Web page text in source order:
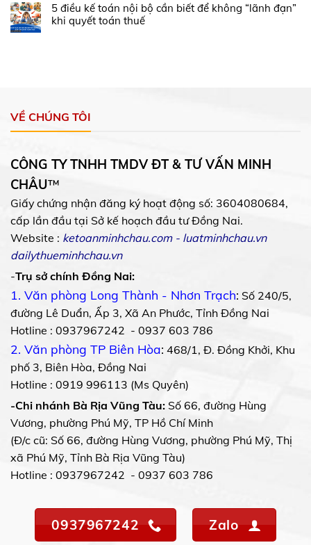
5 điều kế toán nội bộ cần biết để không “lãnh đạn”
khi quyết toán thuế
VỀ CHÚNG TÔI
CÔNG TY TNHH TMDV ĐT & TƯ VẤN MINH
CHÂU™
Giấy chứng nhận đăng ký hoạt động số: 3604080684,
cấp lần đầu tại Sở kế hoạch đầu tư Đồng Nai.
Website : ketoanminhchau.com- luatminhchau.vn
dailythueminhchau.vn
-Trụ sở chính Đồng Nai:
1. Văn phòng Long Thành - Nhơn Trạch: Số 240/5,
đường Lê Duẩn, Ấp 3, Xã An Phước, Tỉnh Đồng Nai
Hotline : 0937967242 - 0937 603 786
2. Văn phòng TP Biên Hòa: 468/1, Đ. Đồng Khởi, Khu
phố 3, Biên Hòa, Đồng Nai
Hotline : 0919 996113 (Ms Quyên)
-Chi nhánh Bà Rịa Vũng Tàu: Số 66, đường Hùng
Vương, phường Phú Mỹ, TP Hồ Chí Minh
(Đ/c cũ: Số 66, đường Hùng Vương, phường Phú Mỹ, Thị
xã Phú Mỹ, Tỉnh Bà Rịa Vũng Tàu)
Hotline : 0937967242 - 0937 603 786
0937967242 Zalo